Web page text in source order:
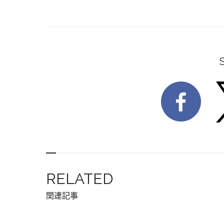
RELATED
関連記事